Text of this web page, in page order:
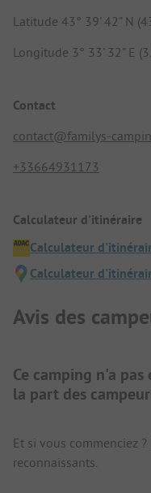
Latitude 43° 39' 42" N
Longitude 3° 33' 32" E
Contact
contact@familys-
+33664931173
Calculateur d'itinéraire
Calculateur
Calculateur
Avis des
Ce camping n'a
la part des
Et si vous commenciez
reconnaissants.